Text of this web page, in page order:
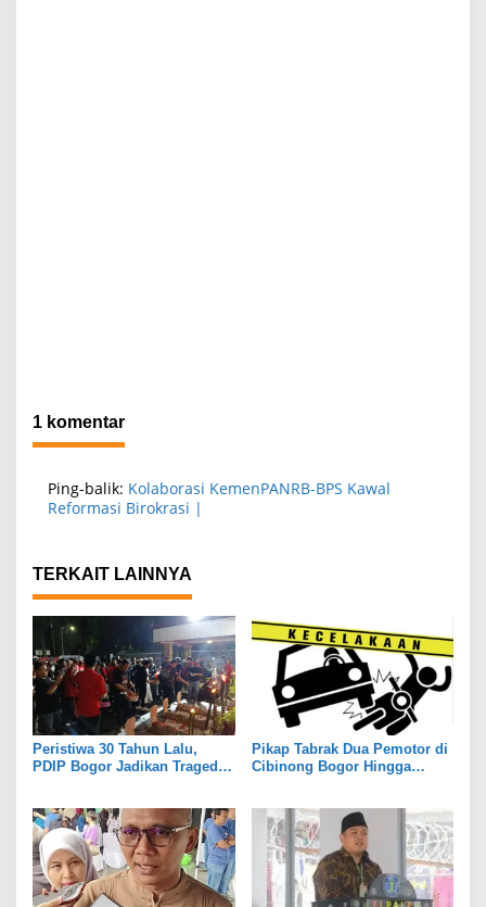
1 komentar
Ping-balik: Kolaborasi KemenPANRB-BPS Kawal
Reformasi Birokrasi |
TERKAIT LAINNYA
Peristiwa 30 Tahun Lalu,
PDIP Bogor Jadikan Tragedi
Pikap Tabrak Dua Pemotor di
Cibinong Bogor Hingga